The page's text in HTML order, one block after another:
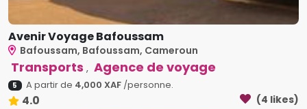
Avenir Voyage Bafoussam
Bafoussam, Bafoussam, Cameroun
Transports , Agence de voyage
5 A partir de 4,000 XAF/personne.
4.0 (4 likes)